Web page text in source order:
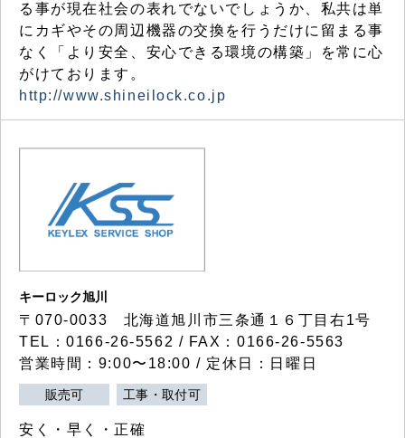
る事が現在社会の表れでないでしょうか、私共は単
にカギやその周辺機器の交換を行うだけに留まる事
なく「より安全、安心できる環境の構築」を常に心
がけております。
http://www.shineilock.co.jp
キーロック旭川
〒070-0033 北海道旭川市三条通１６丁目右1号
TEL：0166-26-5562 / FAX：0166-26-5563
営業時間：9:00〜18:00 / 定休日：日曜日
販売可 工事・取付可
安く・早く・正確